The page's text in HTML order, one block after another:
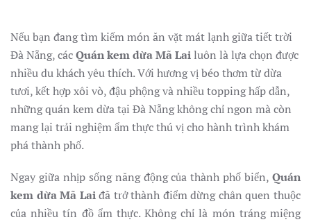
Nếu bạn đang tìm kiếm món ăn vặt mát lạnh giữa tiết trời
Đà Nẵng, cácQuán kem dừa Mã Lailuôn là lựa chọn được
nhiều du khách yêu thích. Với hương vị béo thơm từ dừa
tươi, kết hợp xôi vò, đậu phộng và nhiều topping hấp dẫn,
những quán kem dừa tại Đà Nẵng không chỉ ngon mà còn
mang lại trải nghiệm ẩm thực thú vị cho hành trình khám
phá thành phố.
Ngay giữa nhịp sống năng động của thành phố biển, Quán
kem dừa Mã Laiđã trở thành điểm dừng chân quen thuộc
của nhiều tín đồ ẩm thực. Không chỉ là món tráng miệng